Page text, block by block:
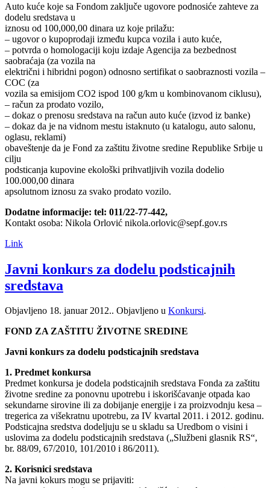
Auto kuće koje sa Fondom zaključe ugovore podnosiće zahteve za
dodelu sredstava u
iznosu od 100,000,00 dinara uz koje prilažu:
– ugovor o kupoprodaji između kupca vozila i auto kuće,
– potvrda o homologaciji koju izdaje Agencija za bezbednost
saobraćaja (za vozila na
električni i hibridni pogon) odnosno sertifikat o saobraznosti vozila –
COC (za
vozila sa emisijom CO2 ispod 100 g/km u kombinovanom ciklusu),
– račun za prodato vozilo,
– dokaz o prenosu sredstava na račun auto kuće (izvod iz banke)
– dokaz da je na vidnom mestu istaknuto (u katalogu, auto salonu,
oglasu, reklami)
obaveštenje da je Fond za zaštitu životne sredine Republike Srbije u
cilju
podsticanja kupovine ekološki prihvatljivih vozila dodelio
100.000,00 dinara
apsolutnom iznosu za svako prodato vozilo.
Dodatne informacije: tel: 011/22-77-442,
Kontakt osoba: Nikola Orlović nikola.orlovic@sepf.gov.rs
Link
Javni konkurs za dodelu podsticajnih
sredstava
Objavljeno 18. januar 2012.. Objavljeno u Konkursi.
FOND ZA ZAŠTITU ŽIVOTNE SREDINE
Javni konkurs za dodelu podsticajnih sredstava
1. Predmet konkursa
Predmet konkursa je dodela podsticajnih sredstava Fonda za zaštitu
životne sredine za ponovnu upotrebu i iskorišćavanje otpada kao
sekundarne sirovine ili za dobijanje energije i za proizvodnju kesa –
tregerica za višekratnu upotrebu, za IV kvartal 2011. i 2012. godinu.
Podsticajna sredstva dodeljuju se u skladu sa Uredbom o visini i
uslovima za dodelu podsticajnih sredstava („Službeni glasnik RS“,
br. 88/09, 67/2010, 101/2010 i 86/2011).
2. Korisnici sredstava
Na javni kokurs mogu se prijaviti: